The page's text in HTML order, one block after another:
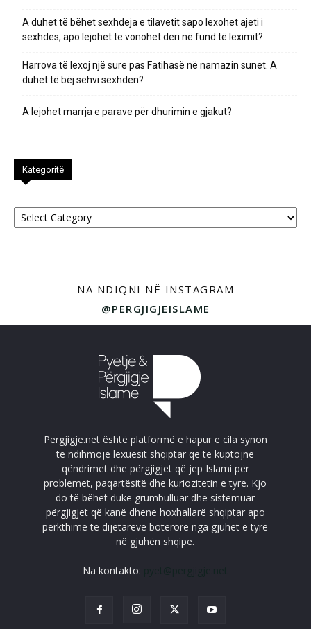
A duhet të bëhet sexhdeja e tilavetit sapo lexohet ajeti i
sexhdes, apo lejohet të vonohet deri në fund të leximit?
Harrova të lexoj një sure pas Fatihasë në namazin sunet. A
duhet të bëj sehvi sexhden?
A lejohet marrja e parave për dhurimin e gjakut?
Kategoritë
Kategoritë
NA NDIQNI NË INSTAGRAM
@PERGJIGJEISLAME
Pergjigje.net është platformë e hapur e cila synon
të ndihmojë lexuesit shqiptar që të kuptojnë
qëndrimet dhe përgjigjet që jep Islami për
problemet, paqartësitë dhe kuriozitetin e tyre. Kjo
do të bëhet duke grumbulluar dhe sistemuar
përgjigjet që kanë dhënë hoxhallarë shqiptar apo
përkthime të dijetarëve botërorë nga gjuhët e tyre
në gjuhën shqipe.
Na kontakto: